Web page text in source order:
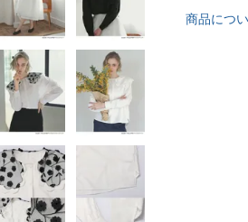
商品につ